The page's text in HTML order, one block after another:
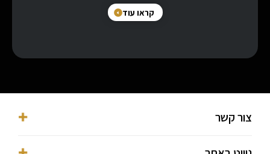
קראו עוד
צור קשר
053-3016038⁩